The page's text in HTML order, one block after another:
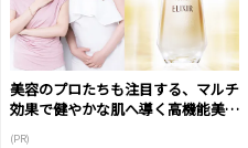
美容のプロたちも注目する、マルチ
効果で健やかな肌へ導く高機能美容
(PR)